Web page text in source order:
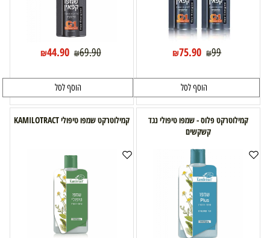
₪99
₪75.90
הוסף לסל
₪69.90
₪44.90
הוסף לסל
קמילוטרקט פלוס - שמפו טיפולי נגד
קשקשים
קמילוטרקט שמפו טיפולי KAMILOTRACT